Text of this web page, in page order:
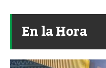
En la Hora